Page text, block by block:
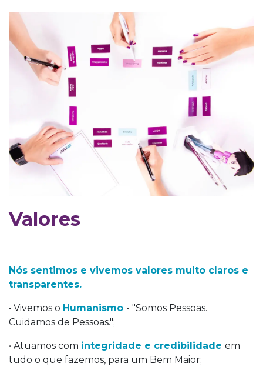
Valores
Nós sentimos e vivemos valores muito claros e
transparentes.
• Vivemos o Humanismo - "Somos Pessoas.
Cuidamos de Pessoas.";
• Atuamos com integridade e credibilidade em
tudo o que fazemos, para um Bem Maior;